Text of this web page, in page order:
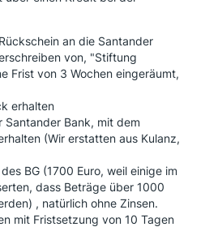
an die Santander
von, "Stiftung
Frist von 3 Wochen eingeräumt,
erhalten
Santander Bank, mit dem
(Wir erstatten aus Kulanz,
BG (1700 Euro, weil einige im
dass Beträge über 1000
, natürlich ohne Zinsen.
mit Fristsetzung von 10 Tagen